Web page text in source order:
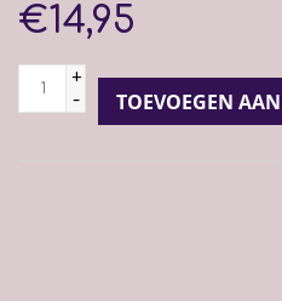
€14,95
+
-
TOEVOEGEN